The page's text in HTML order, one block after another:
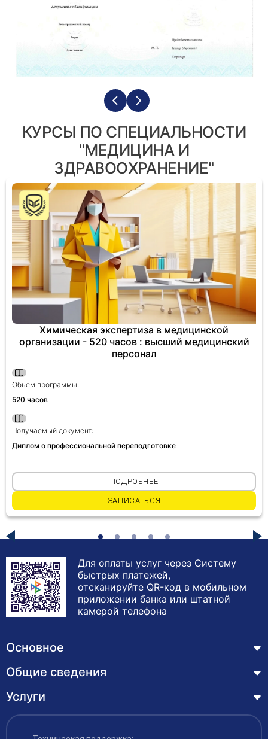
КУРСЫ ПО СПЕЦИАЛЬНОСТИ
"МЕДИЦИНА И
ЗДРАВООХРАНЕНИЕ"
Химическая экспертиза в медицинской
организации - 520 часов : высший медицинский
персонал
Обьем программы:
520 часов
Получаемый документ:
Диплом о профессиональной переподготовке
ПОДРОБНЕЕ
ЗАПИСАТЬСЯ
Для оплаты услуг через Систему
быстрых платежей,
отсканируйте QR-код в мобильном
приложении банка или штатной
камерой телефона
Основное
Курсы
Лицензия
Обучающимся
Общие сведения
Основные сведения
Структура и органы управления образовательной
организацией
Услуги
Профессиональная переподготовка